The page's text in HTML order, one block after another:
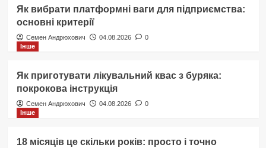
Як вибрати платформні ваги для підприємства:
основні критерії
Семен Андрюхович 04.08.2026
0
Інше
Як приготувати лікувальний квас з буряка:
покрокова інструкція
Семен Андрюхович 04.08.2026
0
Інше
18 місяців це скільки років: просто і точно